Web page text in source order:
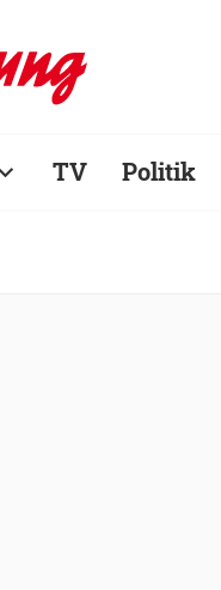
TV Politik